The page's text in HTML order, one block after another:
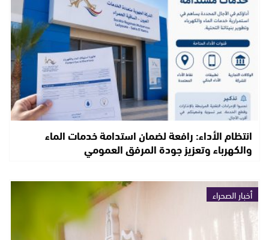
انتظام الأداء: رافعة لضمان استدامة خدمات الماء
والكهرباء وتعزيز جودة المرفق العمومي
أخبار الصحراء